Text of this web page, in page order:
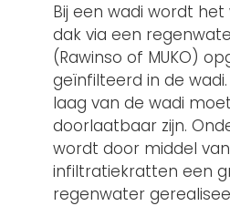
Bij een wadi wordt
dak via een
(Rawinso of MUKO)
geïnfilteerd in de
laag van de wadi
doorlaatbaar zijn.
wordt door middel van
infiltratiekratten een
regenwater